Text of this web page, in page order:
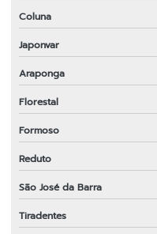
Coluna
Japonvar
Araponga
Florestal
Formoso
Reduto
São José da Barra
Tiradentes